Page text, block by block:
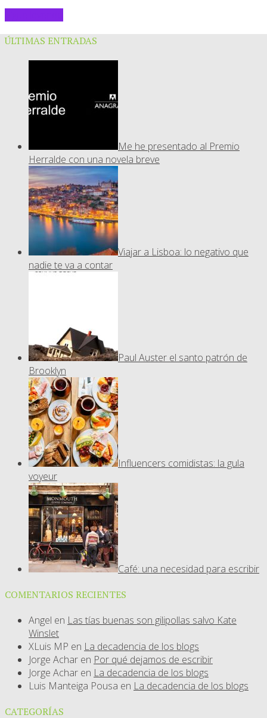
ÚLTIMAS ENTRADAS
Me he presentado al Premio
Herralde con una novela breve
Viajar a Lisboa: lo negativo que
nadie te va a contar
Paul Auster el santo patrón de
Brooklyn
Influencers comidistas: la gula
voyeur
Café: una necesidad para escribir
COMENTARIOS RECIENTES
Angel en Las tías buenas son gilipollas salvo Kate
Winslet
XLuis MP en La decadencia de los blogs
Jorge Achar en Por qué dejamos de escribir
Jorge Achar en La decadencia de los blogs
Luis Manteiga Pousa en La decadencia de los blogs
CATEGORÍAS